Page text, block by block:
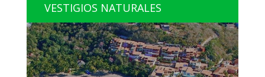
VESTIGIOS NATURALES